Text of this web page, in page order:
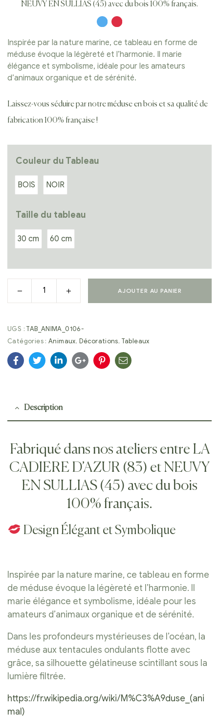
NEUVY EN SULLIAS (45) avec du bois 100% français.
Inspirée par la nature marine, ce tableau en forme de
méduse évoque la légèreté et l’harmonie. Il marie
élégance et symbolisme, idéale pour les amateurs
d’animaux organique et de sérénité.
Laissez-vous séduire par notre méduse en bois et sa qualité de
fabrication 100% française !
Couleur du Tableau
BOIS NOIR
Taille du tableau
30 cm 60 cm
AJOUTER AU PANIER
UGS : TAB_ANIMA_0106-
Catégories :Animaux, Décorations, Tableaux
Facebook
TwitterLinkedinGoogle+Pinterest
E-
Description
Fabriqué dans nos ateliers entre LA
CADIERE D’AZUR (83) et NEUVY
EN SULLIAS (45) avec du bois
100% français.
Design Élégant et Symbolique
Inspirée par la nature marine, ce tableau en forme
de méduse évoque la légèreté et l’harmonie. Il
marie élégance et symbolisme, idéale pour les
amateurs d’animaux organique et de sérénité.
Dans les profondeurs mystérieuses de l’océan, la
méduse aux tentacules ondulants flotte avec
grâce, sa silhouette gélatineuse scintillant sous la
lumière filtrée.
https://fr.wikipedia.org/wiki/M%C3%A9duse_(ani
mal)